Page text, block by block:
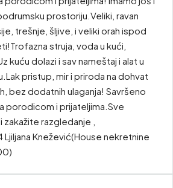
prostoriju.Veliki, ravan
trešnje, šljive, i veliki orah ispod
struja, voda u kući,
kuću dolazi i sav nameštaj i alat u
pristup, mir i priroda na dohvat
bez dodatnih ulaganja! Savršeno
porodicom i prijateljima.Sve
razgledanje ,
Knežević(House nekretnine